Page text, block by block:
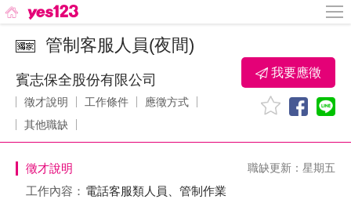
管制客服人員(夜間)
賓志保全股份有限公司
徵才說明 工作條件
應徵方式
其他職缺
我要應徵
徵才說明 職缺更新：星期五
工作內容： 電話客服類人員、管制作業